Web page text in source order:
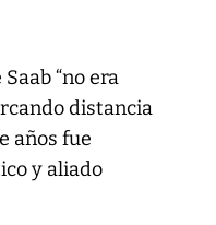
“no era
distancia
años fue
y aliado